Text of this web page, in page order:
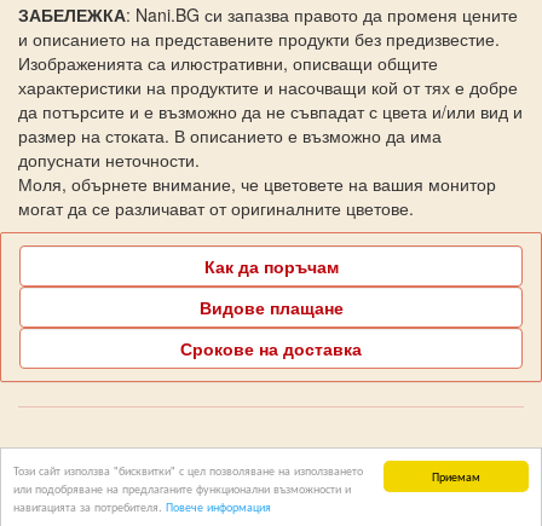
Приемам
Този сайт използва "бисквитки" с цел позволяване на използването
или подобряване на предлаганите функционални възможности и
навигацията за потребителя. Повече информация
ЗАБЕЛЕЖКА: Nani.BG си запазва правото да променя цените
и описанието на представените продукти без предизвестие.
Изображенията са илюстративни, описващи общите
характеристики на продуктите и насочващи кой от тях е добре
да потърсите и е възможно да не съвпадат с цвета и/или вид и
размер на стоката. В описанието е възможно да има
допуснати неточности.
Моля, обърнете внимание, че цветовете на вашия монитор
могат да се различават от оригиналните цветове.
Как да поръчам
Видове плащане
Срокове на доставка
Поддръжка Nani.BG
Copyright © 2006-2026 НАНИ.БГ Всички права запазени